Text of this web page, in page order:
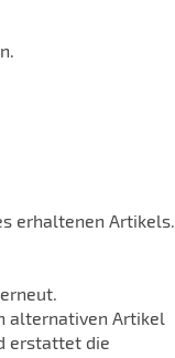
erhaltenen Artikels.
alternativen Artikel
erstattet die